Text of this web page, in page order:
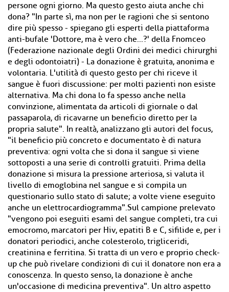
persone ogni giorno. Ma questo gesto aiuta anche chi
dona? "In parte sì, ma non per le ragioni che si sentono
dire più spesso - spiegano gli esperti della piattaforma
anti-bufale 'Dottore, ma è vero che...?' della Fnomceo
(Federazione nazionale degli Ordini dei medici chirurghi
e degli odontoiatri) - La donazione è gratuita, anonima e
volontaria. L'utilità di questo gesto per chi riceve il
sangue è fuori discussione: per molti pazienti non esiste
alternativa. Ma chi dona lo fa spesso anche nella
convinzione, alimentata da articoli di giornale o dal
passaparola, di ricavarne un beneficio diretto per la
propria salute". In realtà, analizzano gli autori del focus,
"il beneficio più concreto e documentato è di natura
preventiva: ogni volta che si dona il sangue si viene
sottoposti a una serie di controlli gratuiti. Prima della
donazione si misura la pressione arteriosa, si valuta il
livello di emoglobina nel sangue e si compila un
questionario sullo stato di salute; a volte viene eseguito
anche un elettrocardiogramma".Sul campione prelevato
"vengono poi eseguiti esami del sangue completi, tra cui
emocromo, marcatori per Hiv, epatiti B e C, sifilide e, per i
donatori periodici, anche colesterolo, trigliceridi,
creatinina e ferritina. Si tratta di un vero e proprio check-
up che può rivelare condizioni di cui il donatore non era a
conoscenza. In questo senso, la donazione è anche
un'occasione di medicina preventiva". Un altro aspetto